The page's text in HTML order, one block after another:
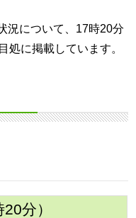
況について、17時20分
処に掲載しています。
分）